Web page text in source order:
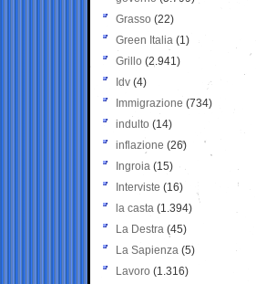
Grasso (22)
Green Italia (1)
Grillo (2.941)
Idv (4)
Immigrazione (734)
indulto (14)
inflazione (26)
Ingroia (15)
Interviste (16)
la casta (1.394)
La Destra (45)
La Sapienza (5)
Lavoro (1.316)